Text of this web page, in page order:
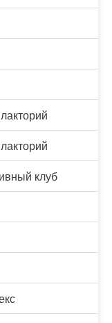
клуб